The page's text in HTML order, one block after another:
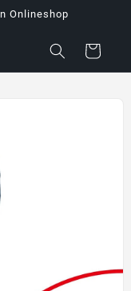
Onlineshop
Warenkorb